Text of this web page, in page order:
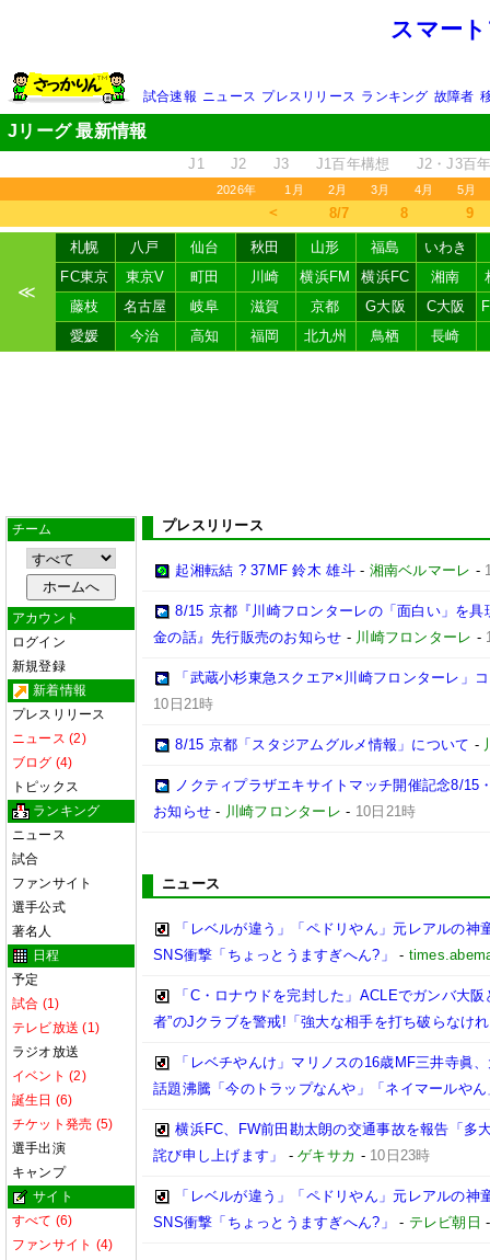
スマー
試合速報 ニュース プレスリリース ランキング 故障者
Jリーグ 最新情報
J1 J2 J3 J1百年構想 J2・J3百
2026年 1月 2月 3月 4月 5月
＜ 8/7 8 9
≪
札幌 八戸 仙台 秋田 山形 福島
いわき
FC東京
東京V 町田 川崎 横浜FM 横浜FC 湘南
藤枝
名古屋 岐阜 滋賀 京都 G大阪 C大阪
愛媛
今治 高知 福岡 北九州 鳥栖 長崎
チーム
アカウント
ログイン
新規登録
新着情報
プレスリリース
ニュース (2)
ブログ (4)
トピックス
ランキング
ニュース
試合
ファンサイト
選手公式
著名人
日程
予定
試合 (1)
テレビ放送 (1)
ラジオ放送
イベント (2)
誕生日 (6)
チケット発売 (5)
選手出演
キャンプ
サイト
すべて (6)
ファンサイト (4)
プレスリリース
起湘転結 ? 37MF 鈴木 雄斗- 湘南ベルマーレ -
8/15 京都『川崎フロンターレの「面白い」を
金の話』先行販売のお知らせ - 川崎フロンターレ -
「武蔵小杉東急スクエア×川崎フロンターレ」
10日21時
8/15 京都「スタジアムグルメ情報」について -
ノクティプラザエキサイトマッチ開催記念8/
お知らせ - 川崎フロンターレ - 10日21時
ニュース
「レベルが違う」「ペドリやん」元レアルの
SNS衝撃「ちょっとうますぎへん?」
-
「C・ロナウドを完封した」ACLEでガンバ大
者”のJクラブを警戒!「強大な相手を打ち破らなけ
「レベチやんけ」マリノスの16歳MF三井寺眞
話題沸騰「今のトラップなんや」「ネイマールやん
横浜FC、FW前田勘太朗の交通事故を報告「多
詫び申し上げます」
-ゲキサカ - 10日23時
「レベルが違う」「ペドリやん」元レアルの
SNS衝撃「ちょっとうますぎへん?」
- テレビ朝日